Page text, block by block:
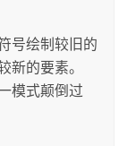
号绘制较旧的
新的要素。
模式颠倒过